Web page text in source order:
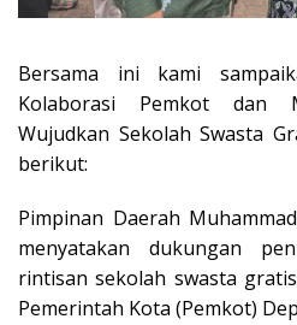
Bersama ini kami
Kolaborasi Pemkot dan
Wujudkan Sekolah Swasta
berikut:
Pimpinan Daerah
menyatakan dukungan
rintisan sekolah swasta
Pemerintah Kota (Pemkot)